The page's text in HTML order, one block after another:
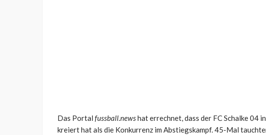
Das Portal fussball.newshat errechnet, dass der FC Schalke 04
kreiert hat als die Konkurrenz im Abstiegskampf. 45-Mal